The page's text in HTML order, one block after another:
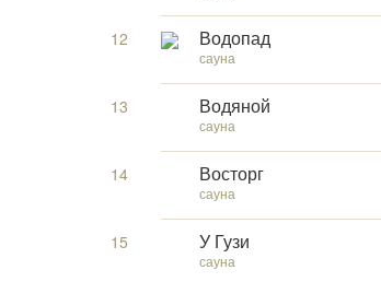
12
Водопад
сауна
13
Водяной
сауна
14
Восторг
сауна
15
У Гузи
сауна